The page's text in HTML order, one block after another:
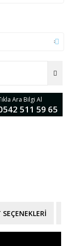
Ara Bilgi Al
511 59 65